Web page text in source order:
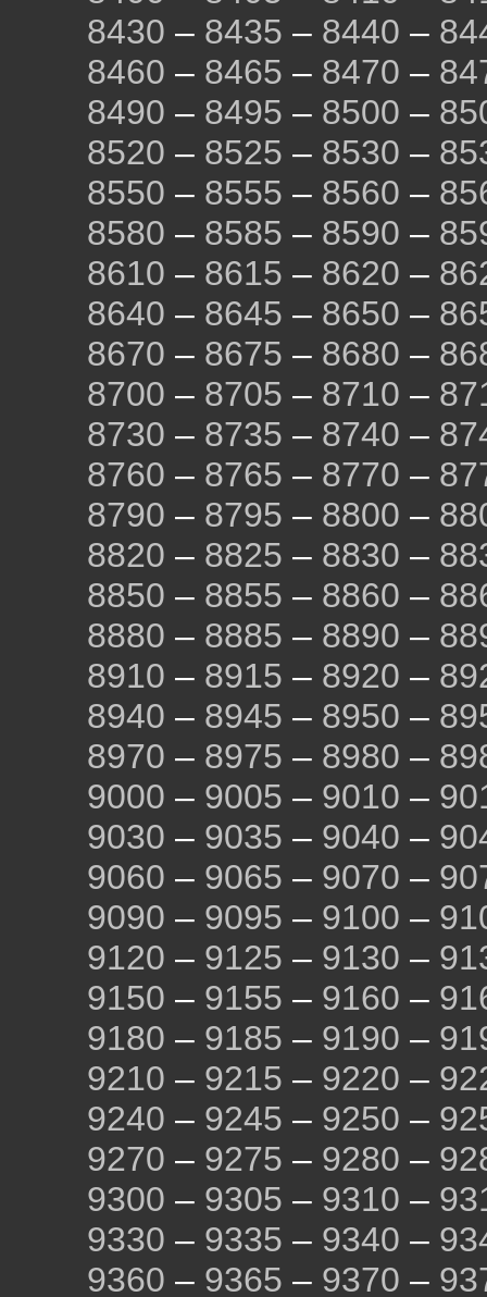
8430 – 8435 – 8440 –
8460 – 8465 – 8470 –
8490 – 8495 – 8500 –
8520 – 8525 – 8530 –
8550 – 8555 – 8560 –
8580 – 8585 – 8590 –
8610 – 8615 – 8620 –
8640 – 8645 – 8650 –
8670 – 8675 – 8680 –
8700 – 8705 – 8710 –
8730 – 8735 – 8740 –
8760 – 8765 – 8770 –
8790 – 8795 – 8800 –
8820 – 8825 – 8830 –
8850 – 8855 – 8860 –
8880 – 8885 – 8890 –
8910 – 8915 – 8920 –
8940 – 8945 – 8950 –
8970 – 8975 – 8980 –
9000 – 9005 – 9010 –
9030 – 9035 – 9040 –
9060 – 9065 – 9070 –
9090 – 9095 – 9100 –
9120 – 9125 – 9130 –
9150 – 9155 – 9160 –
9180 – 9185 – 9190 –
9210 – 9215 – 9220 –
9240 – 9245 – 9250 –
9270 – 9275 – 9280 –
9300 – 9305 – 9310 –
9330 – 9335 – 9340 –
9360 – 9365 – 9370 –